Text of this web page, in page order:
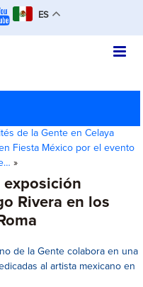
ES
de la Gente en Celaya
Fiesta México por el evento
»
exposición
Rivera en los
de la Gente colabora en una
al artista mexicano en